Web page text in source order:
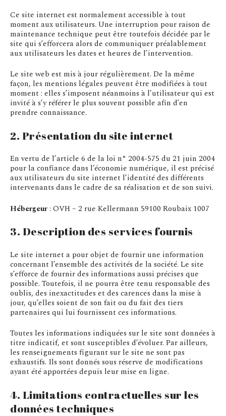
Ce site internet est normalement accessible à tout
moment aux utilisateurs. Une interruption pour raison de
maintenance technique peut être toutefois décidée par le
site qui s’efforcera alors de communiquer préalablement
aux utilisateurs les dates et heures de l’intervention.
Le site web est mis à jour régulièrement. De la même
façon, les mentions légales peuvent être modifiées à tout
moment : elles s’imposent néanmoins à l’utilisateur qui est
invité à s’y référer le plus souvent possible afin d’en
prendre connaissance.
2. Présentation du site internet
En vertu de l’article 6 de la loi n° 2004-575 du 21 juin 2004
pour la confiance dans l’économie numérique, il est précisé
aux utilisateurs du site internet l’identité des différents
intervenants dans le cadre de sa réalisation et de son suivi.
Hébergeur: OVH – 2 rue Kellermann 59100 Roubaix 1007
3. Description des services fournis
Le site internet a pour objet de fournir une information
concernant l’ensemble des activités de la société. Le site
s’efforce de fournir des informations aussi précises que
possible. Toutefois, il ne pourra être tenu responsable des
oublis, des inexactitudes et des carences dans la mise à
jour, qu’elles soient de son fait ou du fait des tiers
partenaires qui lui fournissent ces informations.
Toutes les informations indiquées sur le site sont données à
titre indicatif, et sont susceptibles d’évoluer. Par ailleurs,
les renseignements figurant sur le site ne sont pas
exhaustifs. Ils sont donnés sous réserve de modifications
ayant été apportées depuis leur mise en ligne.
4. Limitations contractuelles sur les
données techniques